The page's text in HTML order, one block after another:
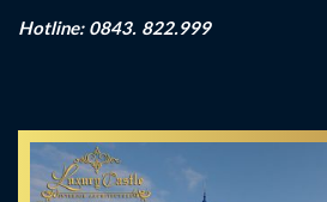
Hotline: 0843. 822.999